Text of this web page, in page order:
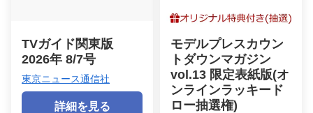
TVガイド関東版
2026年 8/7号
東京ニュース通信社
詳細を見る
モデルプレスカウン
トダウンマガジン
vol.13 限定表紙版(オ
ンラインラッキード
ロー抽選権)